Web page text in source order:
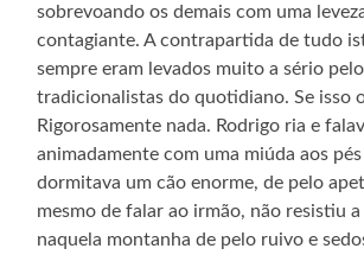
sobrevoando os demais com uma
contagiante. A contrapartida de tudo
sempre eram levados muito a sério
tradicionalistas do quotidiano. Se isso
Rigorosamente nada. Rodrigo ria e
animadamente com uma miúda aos
dormitava um cão enorme, de pelo
mesmo de falar ao irmão, não resistiu
naquela montanha de pelo ruivo e